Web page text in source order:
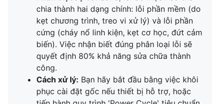
chia thành hai dạng chính: lỗi phần mềm (do
kẹt chương trình, treo vi xử lý) và lỗi phần
cứng (cháy nổ linh kiện, kẹt cơ học, đứt cảm
biến). Việc nhận biết đúng phân loại lỗi sẽ
quyết định 80% khả năng sửa chữa thành
công.
Cách xử lý: Bạn hãy bắt đầu bằng việc khôi
phục cài đặt gốc nếu thiết bị hỗ trợ, hoặc